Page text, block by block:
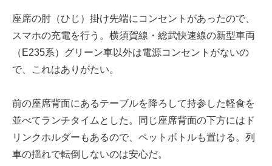
座席の肘（ひじ）掛け先端にコンセントがあったので、
スマホの充電を行う。横須賀線・総武快速線の新型車両
（E235系）グリーン車以外は電源コンセントがないの
で、これはありがたい。
前の座席背面にあるテーブルを降ろして持参した軽食を
並べてランチタイムとした。同じ座席背面の下方にはド
リンクホルダーもあるので、ペットボトルも置ける。列
車の揺れで転倒しないのは安心だ。